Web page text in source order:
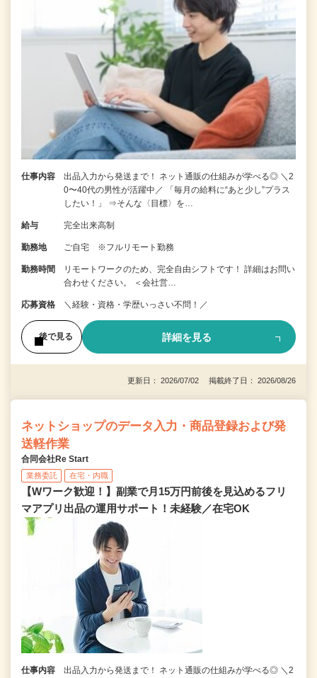
仕事内容
出品入力から発送まで！ ネット通販の仕組みが学べる◎ ＼2
0〜40代の男性が活躍中／ 「毎月の給料に“あと少し”プラス
したい！」 ⇒そんな〈目標〉を…
給与 完全出来高制
勤務地 ご自宅 ※フルリモート勤務
勤務時間
リモートワークのため、完全自由シフトです！ 詳細はお問い
合わせください。 ＜会社営…
応募資格 ＼経験・資格・学歴いっさい不問！／
後で見る 詳細を見る
更新日： 2026/07/02 掲載終了日： 2026/08/26
ネットショップのデータ入力・商品登録および発
送軽作業
合同会社Re Start
業務委託 在宅・内職
【Wワーク歓迎！】副業で月15万円前後を見込めるフリ
マアプリ出品の運用サポート！未経験／在宅OK
仕事内容
出品入力から発送まで！ ネット通販の仕組みが学べる◎ ＼2